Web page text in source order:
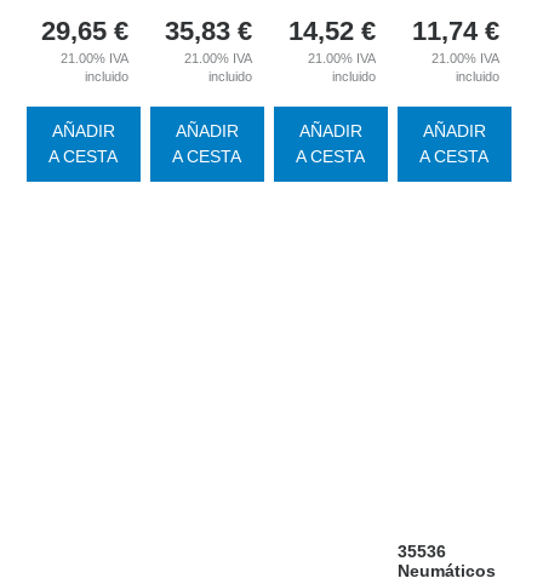
29,65 €
21.00% IVA
incluido
AÑADIR
A CESTA
35,83 €
21.00% IVA
incluido
AÑADIR
A CESTA
14,52 €
21.00% IVA
incluido
AÑADIR
A CESTA
11,74 €
21.00% IVA
incluido
AÑADIR
A CESTA
35536
Neumáticos